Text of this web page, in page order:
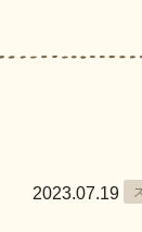
2023.07.19